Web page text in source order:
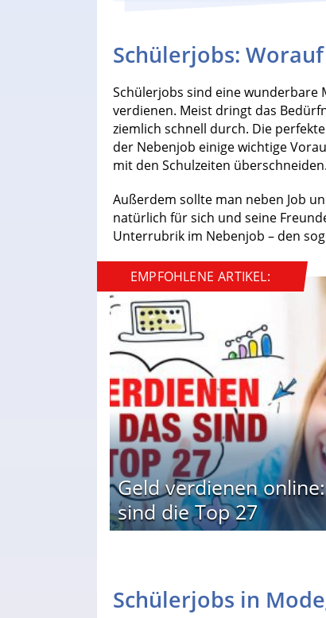
Schülerjobs:
Schülerjobs sind eine wunderbare
verdienen. Meist dringt das
ziemlich schnell durch. Die
der Nebenjob einige wichtige
mit den Schulzeiten überschneiden.
Außerdem sollte man neben Job
natürlich für sich und seine
Unterrubrik im Nebenjob – den
EMPFOHLENE ARTIKEL:
Geld verdienen
sind die Top 27
Schülerjobs in